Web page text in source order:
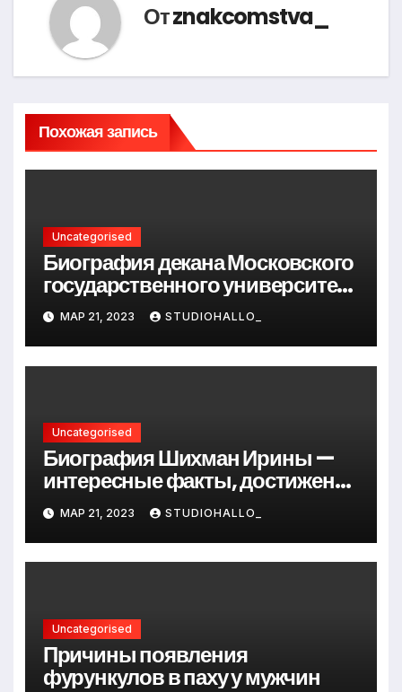
Отznakcomstva_
Похожая запись
Uncategorised
Биография декана Московского
государственного университета
Андрея Сидорова — от студента
до руководителя
МАР 21, 2023 STUDIOHALLO_
Uncategorised
Биография Шихман Ирины —
интересные факты, достижения
и путь к успеху
МАР 21, 2023 STUDIOHALLO_
Uncategorised
Причины появления
фурункулов в паху у мужчин